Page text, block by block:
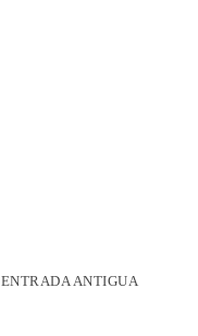
ENTRADA ANTIGUA